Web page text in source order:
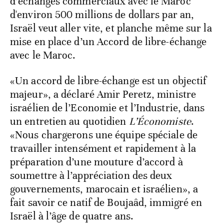
d'environ 500 millions de dollars par an,
Israël veut aller vite, et planche même sur la
mise en place d’un Accord de libre-échange
avec le Maroc.
«Un accord de libre-échange est un objectif
majeur», a déclaré Amir Peretz, ministre
israélien de l’Economie et l’Industrie, dans
un entretien au quotidien L’Économiste.
«Nous chargerons une équipe spéciale de
travailler intensément et rapidement à la
préparation d’une mouture d’accord à
soumettre à l’appréciation des deux
gouvernements, marocain et israélien», a
fait savoir ce natif de Boujaâd, immigré en
Israël à l’âge de quatre ans.